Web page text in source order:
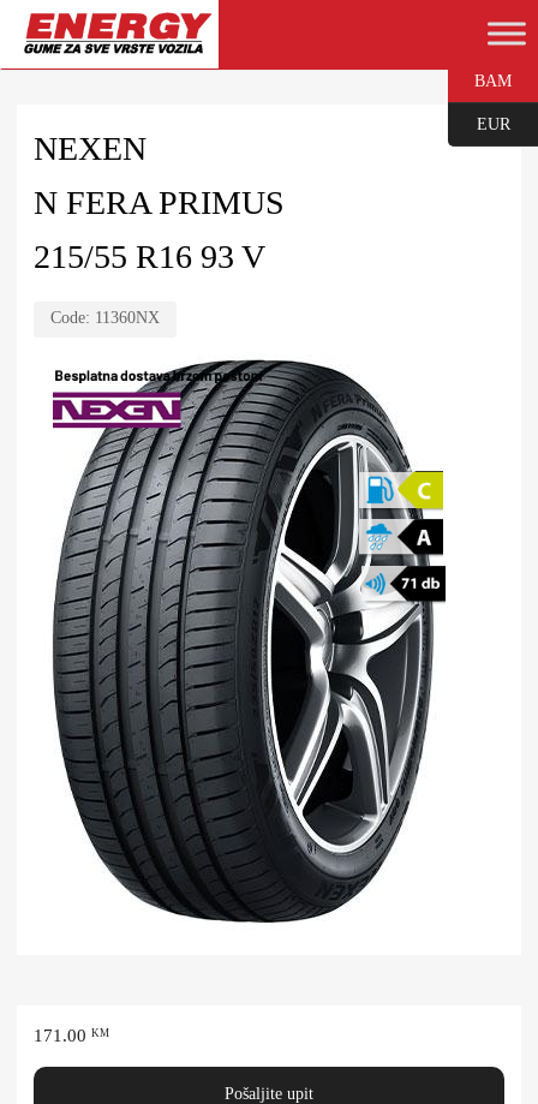
NEXEN
N FERA PRIMUS
215/55 R16 93 V
Code: 11360NX
171.00 KM
Pošaljite upit
BAM
EUR